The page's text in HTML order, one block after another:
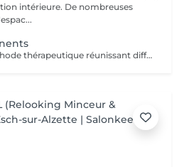
intérieure. De nombreuses
Ce massage est une méthode thérapeutique réunissant différents types de massages : Lomi Lomi / Californien / Suédois / Tui Na / Ayurvédique et associant l'énergie du REIKI.